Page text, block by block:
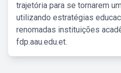
trajetória para se tornarem
utilizando estratégias
renomadas instituições
fdp.aau.edu.et.